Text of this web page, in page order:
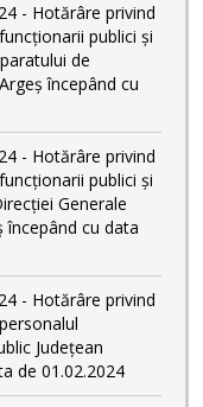
- Hotărâre privind
publici și
de
începând cu
- Hotărâre privind
publici și
Generale
începând cu data
- Hotărâre privind
Județean
de 01.02.2024